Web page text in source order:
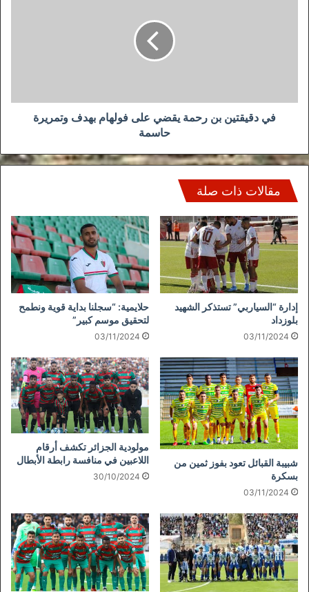
وتمريرة
حاسمةفي دقيقتين بن رحمة يقضي على فولهام بهدف وتمريرة
حاسمة
مقالات ذات صلة
إدارة “السياربي” تستذكر الشهيد
بلوزداد
03/11/2024
حلايمية: “سجلنا بداية قوية ونطمح
لتحقيق موسم كبير”
03/11/2024
شبيبة القبائل تعود بفوز ثمين من
بسكرة
03/11/2024
مولودية الجزائر تكشف أرقام
اللاعبين في منافسة رابطة الأبطال
30/10/2024